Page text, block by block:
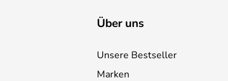
Über uns
Unsere Bestseller
Marken